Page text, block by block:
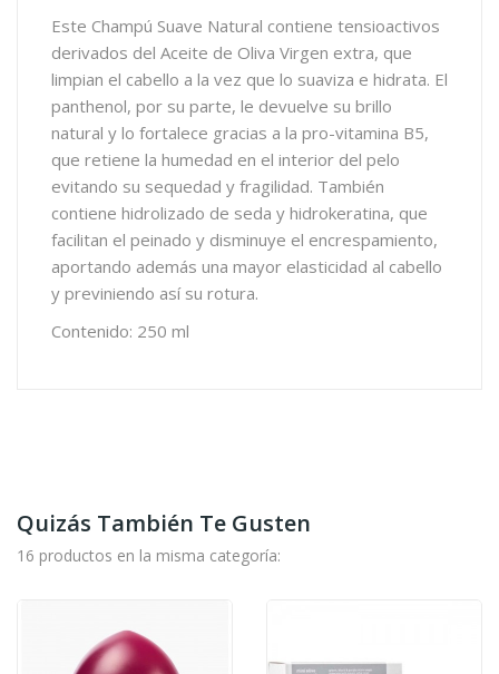
Este Champú Suave Natural contiene tensioactivos
derivados del Aceite de Oliva Virgen extra, que
limpian el cabello a la vez que lo suaviza e hidrata. El
panthenol, por su parte, le devuelve su brillo
natural y lo fortalece gracias a la pro-vitamina B5,
que retiene la humedad en el interior del pelo
evitando su sequedad y fragilidad. También
contiene hidrolizado de seda y hidrokeratina, que
facilitan el peinado y disminuye el encrespamiento,
aportando además una mayor elasticidad al cabello
y previniendo así su rotura.
Contenido: 250 ml
Quizás También Te Gusten
16 productos en la misma categoría: